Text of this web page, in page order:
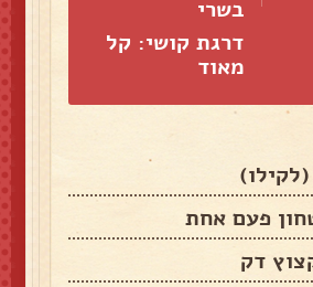
בשרי
דרגת קושי: קל
מאוד
פעם אחת